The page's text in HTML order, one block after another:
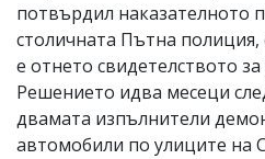
потвърдил наказателното
столичната Пътна
е отнето свидетелството
Решението идва месеци
двамата изпълнители
автомобили по улиците на